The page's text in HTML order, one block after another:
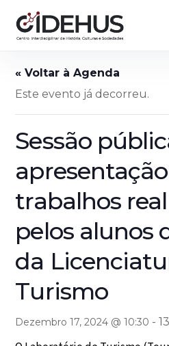
content
Este evento já decorreu.
Sessão
trabalhos
pelos alunos
da
Turismo
Dezembro 17, 2024 @ 10:30 -